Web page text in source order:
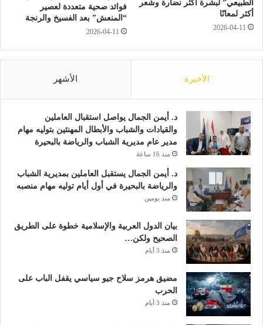
ه
و
ا
ف
ك
ة
خ
ل
2
2
6
ا
ن
2
الطبيعي” لبشرة أكثر نضارة وشعر
أكثر لمعانًا
2026-04-11
فوائد صحية متعددة لعصير
“المنعش” بعد الفسيخ والرنجة
2026-04-11
الأخيرة الأشهر
د. أيمن الجمال يواصل استقبال العاملين
والقيادات والشباب والأبطال المهنئين بتوليه مهام
مدير عام مديرية الشباب والرياضة بالبحيرة
منذ 16 ساعة
د. أيمن الجمال يستقبل العاملين بمديرية الشباب
والرياضة بالبحيرة في أول أيام توليه مهام منصبه
منذ يومين
بيان الدول العربية والإسلامية خطوة على الطريق
الصحيح ولكن…
منذ 3 أيام
مضيق هرمز سلاح جيو سياسي يقفل الباب على
الحرب
منذ 3 أيام